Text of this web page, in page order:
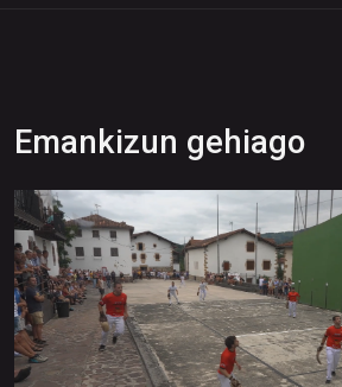
Emankizun gehiago